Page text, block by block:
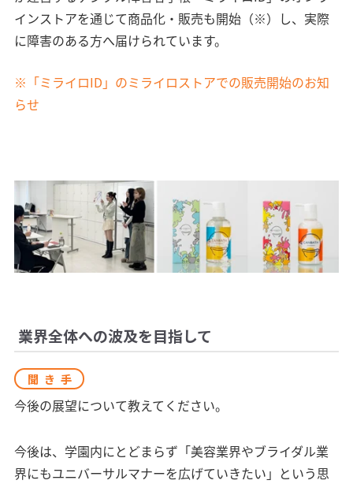
インストアを通じて商品化・販売も開始（※）し、実際
に障害のある方へ届けられています。
※「ミライロID」のミライロストアでの販売開始のお知
らせ
業界全体への波及を目指して
聞き手
今後の展望について教えてください。
今後は、学園内にとどまらず「美容業界やブライダル業
界にもユニバーサルマナーを広げていきたい」という思